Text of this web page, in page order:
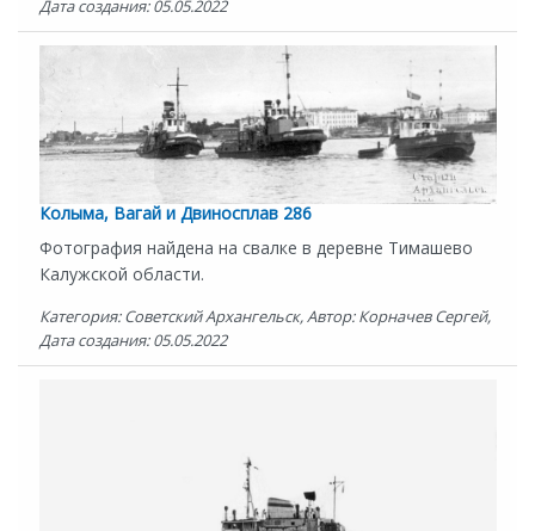
Дата создания: 05.05.2022
Колыма, Вагай и Двиносплав 286
Фотография найдена на свалке в деревне Тимашево
Калужской области.
Категория: Советский Архангельск, Автор: Корначев Сергей,
Дата создания: 05.05.2022